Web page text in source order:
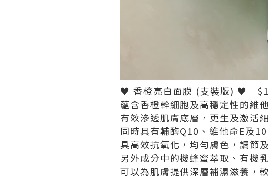
♥ 香橙亮白面膜 (支裝版) ♥
蘊含香橙幹細胞及高穩定性的維他
有效滲透肌膚底層，更生及激活
同時具有輔酶Q10、維他命Ε及
具高效抗氧化，均勻膚色，調節
另外成分中的機蜂蜜萃取、有機
可以為肌膚提供深層補濕滋養，